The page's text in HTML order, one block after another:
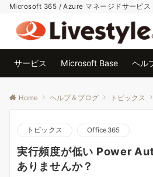
Microsoft 365 / Azure マネージドサー
サービス Microsoft Base ヘル
Home ヘルプ＆ブログ トピックス
トピックス Office365
実行頻度が低い Power
ありませんか？